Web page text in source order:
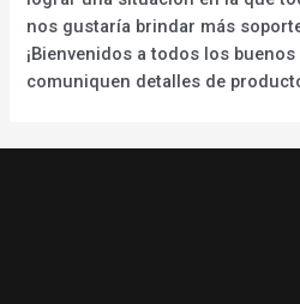
nos gustaría brindar más
¡Bienvenidos a todos los
comuniquen detalles de